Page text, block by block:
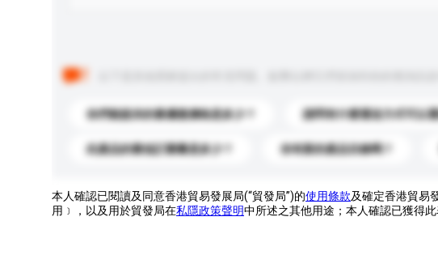
你們能提供的最優惠價格是多少？ 請問有什麼運送方式可以選
此產品的最低訂購量是多少？ 你有新的產品目錄嗎？
本人確認已閱讀及同意香港貿易發展局(“貿發局”)的使用條款及確定香港貿易
用﹞，以及用於貿發局在私隱政策聲明中所述之其他用途；本人確認已獲得